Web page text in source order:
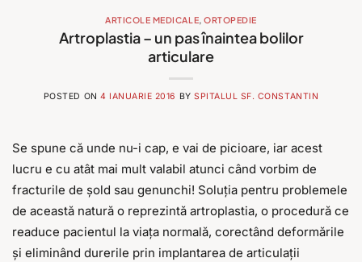
ARTICOLE MEDICALE,ORTOPEDIE
Artroplastia – un pas înaintea bolilor
articulare
POSTED ON4 IANUARIE 2016 BYSPITALUL SF. CONSTANTIN
Se spune că unde nu-i cap, e vai de picioare, iar acest
lucru e cu atât mai mult valabil atunci când vorbim de
fracturile de șold sau genunchi! Soluția pentru problemele
de această natură o reprezintă artroplastia, o procedură ce
readuce pacientul la viața normală, corectând deformările
și eliminând durerile prin implantarea de articulații